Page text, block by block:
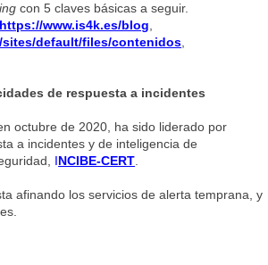
con 5 claves básicas a seguir.
https://www.is4k.es/blog
sites/default/files/contenidos
de respuesta a incidentes
octubre de 2020, ha sido liderado por
a incidentes y de inteligencia de
INCIBE-CERT
afinando los servicios de alerta temprana, y